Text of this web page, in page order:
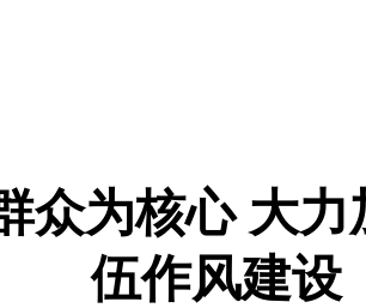
众为核心 大
伍作风建设